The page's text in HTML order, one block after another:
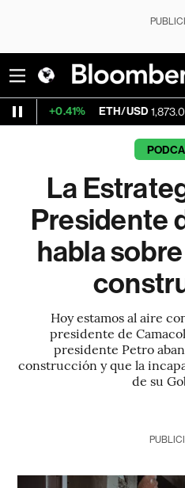
ETH/USD 1,873.065
La
Presidente
habla
Hoy estamos al aire
presidente de
presidente Petro
construcción y que la
de su